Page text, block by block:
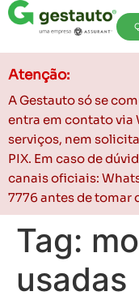
Atenção:
A Gestauto só se
entra em contato via
serviços, nem
PIX. Em caso de
canais oficiais:
7776 antes de tomar
Tag:
usadas